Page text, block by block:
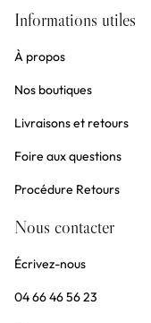
Informations utiles
À propos
Nos boutiques
Livraisons et retours
Foire aux questions
Procédure Retours
Nous contacter
Écrivez-nous
04 66 46 56 23